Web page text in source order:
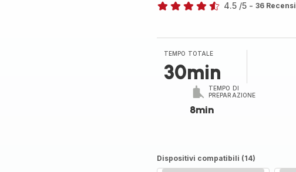
4.5 /5 - 36
TEMPO TOTALE
30min
TEMPO DI
PREPARAZIONE
8min
Dispositivi compatibili (14)